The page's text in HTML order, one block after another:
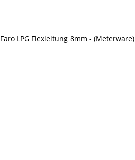
Faro LPG Flexleitung 8mm - (Meterware)